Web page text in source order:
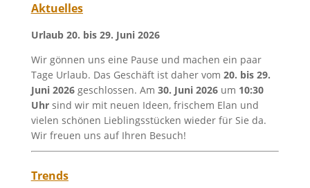
Aktuelles
Urlaub 20. bis 29. Juni 2026
Wir gönnen uns eine Pause und machen ein paar
Tage Urlaub. Das Geschäft ist daher vom 20. bis 29.
Juni 2026geschlossen. Am 30. Juni 2026 um 10:30
Uhrsind wir mit neuen Ideen, frischem Elan und
vielen schönen Lieblingsstücken wieder für Sie da.
Wir freuen uns auf Ihren Besuch!
Trends